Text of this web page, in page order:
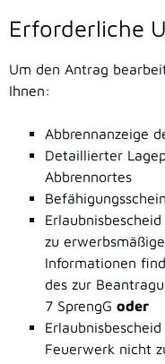
Erforderliche
Um den Antrag
Ihnen:
Abbrennanzeige
Detaillierter
Abbrennortes
zu
Informationen
des zur
7 SprengG oder
Feuerwerk nicht